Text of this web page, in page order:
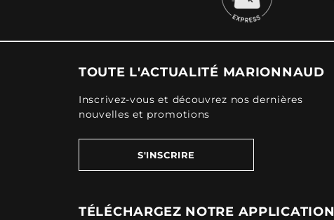
TOUTE L'ACTUALITÉ MARIONNAUD
Inscrivez-vous et découvrez nos dernières
nouvelles et promotions
S'INSCRIRE
TÉLÉCHARGEZ NOTRE APPLICATION